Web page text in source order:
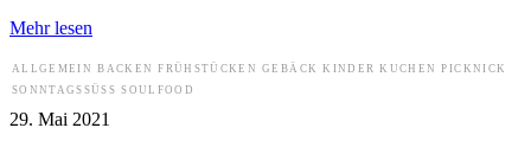
Mehr lesen
ALLGEMEIN BACKEN FRÜHSTÜCKEN GEBÄCK KINDER KUCHEN
PICKNICK
SONNTAGSSÜSS
SOULFOOD
29. Mai 2021